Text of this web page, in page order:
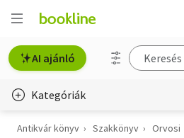
AI ajánló
Kategóriák
Életmód, egészség
Antikvár könyv Szakkönyv Orvosi